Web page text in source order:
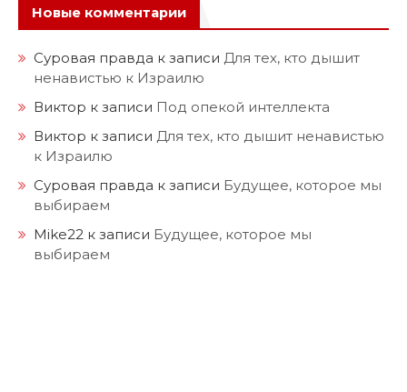
Новые комментарии
Суровая правда к записи Для тех, кто дышит
ненавистью к Израилю
Виктор к записи Под опекой интеллекта
Виктор к записи Для тех, кто дышит ненавистью
к Израилю
Суровая правда к записи Будущее, которое мы
выбираем
Mike22 к записи Будущее, которое мы
выбираем